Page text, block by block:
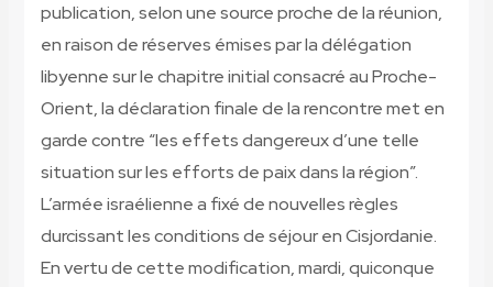
publication, selon une source proche de la réunion,
en raison de réserves émises par la délégation
libyenne sur le chapitre initial consacré au Proche-
Orient, la déclaration finale de la rencontre met en
garde contre “les effets dangereux d’une telle
situation sur les efforts de paix dans la région”.
L’armée israélienne a fixé de nouvelles règles
durcissant les conditions de séjour en Cisjordanie.
En vertu de cette modification, mardi, quiconque